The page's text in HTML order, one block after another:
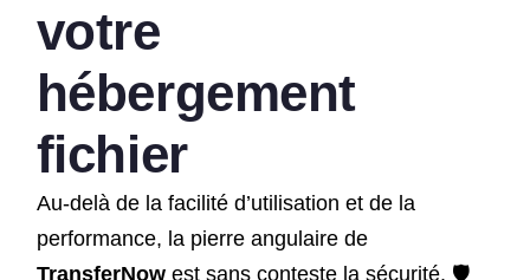
votre
hébergement
fichier
Au-delà de la facilité d’utilisation et de la
performance, la pierre angulaire de
TransferNowest sans conteste la sécurité. 🛡️